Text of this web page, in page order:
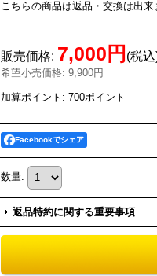
こちらの商品は返品・交換は出来
販売価格: 7,000円 (税
希望小売価格: 9,900円
加算ポイント: 700ポイント
Facebookでシェア
数量:
返品特約に関する重要事項